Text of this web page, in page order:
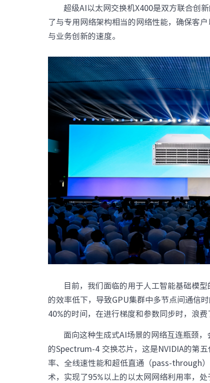
计算产业洞察
元脑品牌升级公告
数据中心
服务器操
超级AI以太网交换机X400是双方联合创
了与专用网络架构相当的网络性能，确保客
与业务创新的速度。
目前，我们面临的用于人工智能基础模
的效率低下，导致GPU集群中多节点间通信
40%的时间，在进行梯度和参数同步时，浪费
面向这种生成式AI场景的网络互连瓶颈
的Spectrum-4 交换芯片，这是NVIDIA的第
率、全线速性能和超低直通（pass-through
术，实现了95%以上的以太网网络利用率，